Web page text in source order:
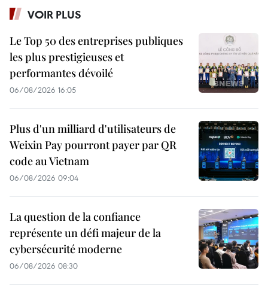
VOIR PLUS
Le Top 50 des entreprises publiques
les plus prestigieuses et
performantes dévoilé
06/08/2026 16:05
Plus d'un milliard d'utilisateurs de
Weixin Pay pourront payer par QR
code au Vietnam
06/08/2026 09:04
La question de la confiance
représente un défi majeur de la
cybersécurité moderne
06/08/2026 08:30